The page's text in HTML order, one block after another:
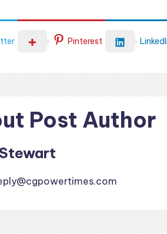
Pinterest
Post Author